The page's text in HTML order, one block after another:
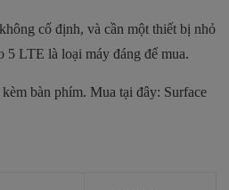
cố định, và cần một thiết bị nhỏ
LTE là loại máy đáng để mua.
bàn phím. Mua tại đây: Surface